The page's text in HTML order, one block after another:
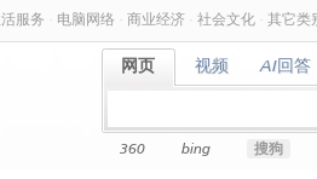
服务 电脑网络 商业经济 社会文化 其它类
网页
网页 视频
视频 AI回答
AI回答
360 bing 搜狗